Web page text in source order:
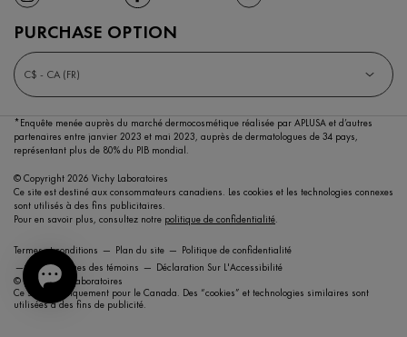
PURCHASE OPTION
C$ - CA (FR)
*Enquête menée auprès du marché dermocosmétique réalisée par APLUSA et d’autres
partenaires entre janvier 2023 et mai 2023, auprès de dermatologues de 34 pays,
représentant plus de 80% du PIB mondial.
© Copyright 2026 Vichy Laboratoires
Ce site est destiné aux consommateurs canadiens. Les cookies et les technologies connexes
sont utilisés à des fins publicitaires.
Pour en savoir plus, consultez notre politique de confidentialité
Termes et conditions Plan du site
Politique de confidentialité
Paramétrages des témoins
Déclaration Sur L'Accessibilité
© 2021 Vichy Laboratoires
Ce site est uniquement pour le Canada. Des “cookies” et technologies similaires sont
utilisées à des fins de publicité.